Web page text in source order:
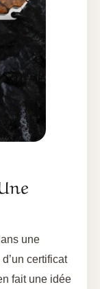
une
certificat
fait une idée